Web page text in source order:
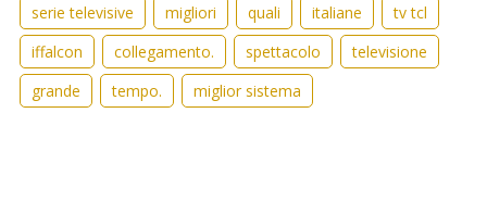
serie televisive
migliori quali italiane
tv tcl
iffalcon
collegamento. spettacolo
televisione
grande
tempo. miglior sistema